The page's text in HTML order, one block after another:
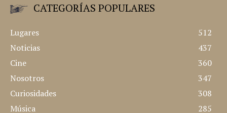
CATEGORÍAS POPULARES
Lugares
512
Noticias
437
Cine
360
Nosotros
347
Curiosidades
308
Música
285